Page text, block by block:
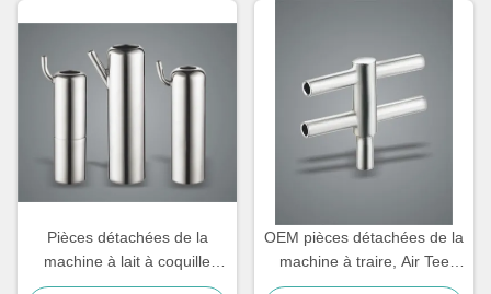
Pièces détachées de la
machine à lait à coquille
250g personnalisables en
OEM pièces détachées de la
machine à traire, Air Tee
composants de la machine à